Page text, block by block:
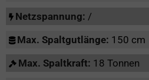
Netzspannung: /
Max. Spaltgutlänge: 150 cm
Max. Spaltkraft: 18 Tonnen